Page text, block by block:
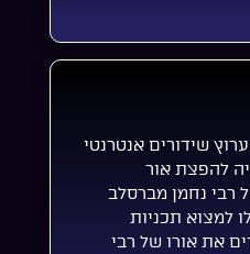
שידורים אנטרנטי
להפצת אור
רבי נחמן מברסלב
למצוא תכניות
את אורו של רבי